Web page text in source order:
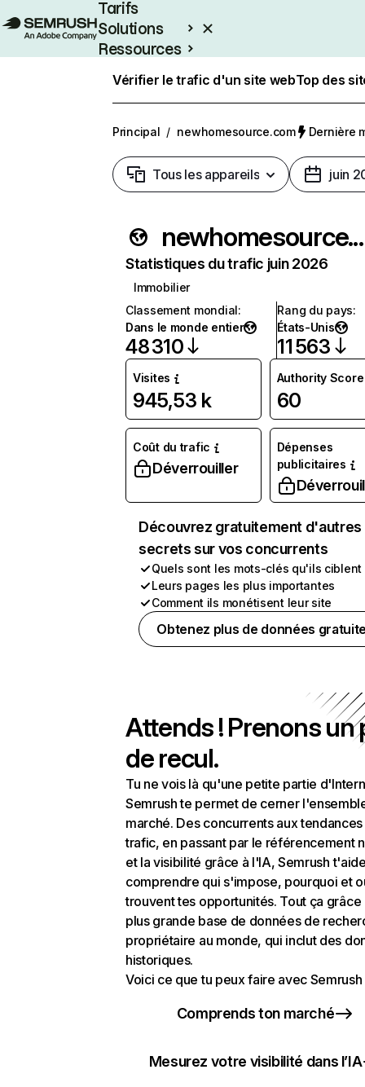
Tarifs
Solutions
Ressources
Vérifier le trafic d'un site webTop des
Principal / newhomesource.com Dernière
Tous les appareils juin
Statistiques du trafic juin 2026
Immobilier
Classement mondial:
Dans le monde entier
48 310
Rang du pays:
États-Unis
11 563
Visites
945,53 k
Authority Score
60
Coût du trafic
Déverrouiller
Dépenses
publicitaires
Découvrez gratuitement d'autres
secrets sur vos concurrents
Quels sont les mots-clés qu'ils ciblent
Leurs pages les plus importantes
Comment ils monétisent leur site
Obtenez plus de données
Attends ! Prenons un
de recul.
Tu ne vois là qu'une petite partie
Semrush te permet de cerner
marché. Des concurrents aux
trafic, en passant par le référencement
et la visibilité grâce à l'IA, Semrush
comprendre qui s'impose, pourquoi et
trouvent tes opportunités. Tout ça grâce
plus grande base de données de
propriétaire au monde, qui inclut des
historiques.
Voici ce que tu peux faire avec Semrush
Comprends ton marché
Mesurez votre visibilité dans l’IA